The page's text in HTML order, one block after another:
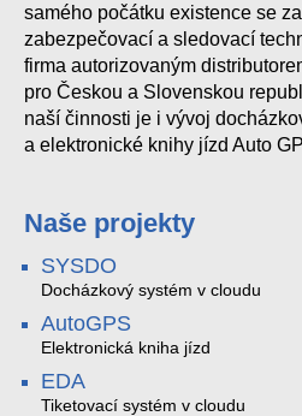
samého počátku existence se
zabezpečovací a sledovací
firma autorizovaným
pro Českou a Slovenskou
naší činnosti je i vývoj
a elektronické knihy jízd Auto
Naše projekty
SYSDO
Docházkový systém v cloudu
AutoGPS
Elektronická kniha jízd
EDA
Tiketovací systém v cloudu